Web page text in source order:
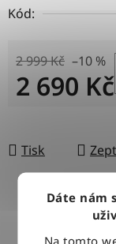
Dáte nám
Na tomto
Kód:
2 999 Kč –10 %
2 690 Kč
Tisk